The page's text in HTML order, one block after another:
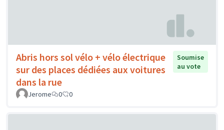
Abris hors sol vélo + vélo électrique
sur des places dédiées aux voitures
dans la rue
Soumise
au vote
Jerome 0 0